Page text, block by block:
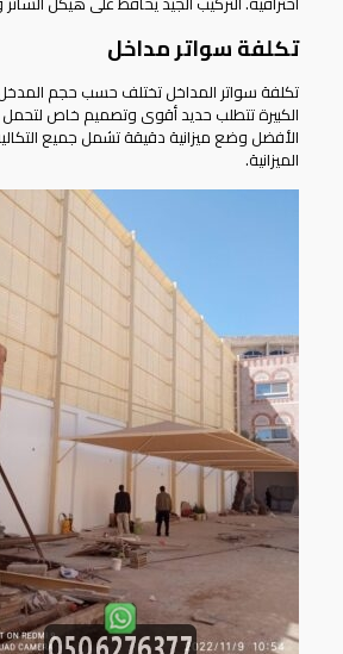
تكلفة سواتر مداخل
تكلفة سواتر المداخل تختلف حسب حجم المدخل
الكبيرة تتطلب حديد أقوى وتصميم خاص
الأفضل وضع ميزانية دقيقة تشمل جميع
الميزانية.